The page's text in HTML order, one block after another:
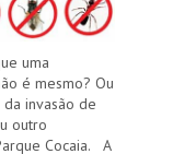
uma
é mesmo? Ou
invasão de
outro
Cocaia. A